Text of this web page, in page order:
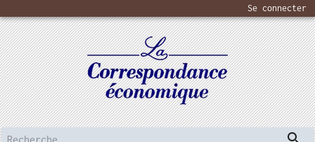
Se connecter